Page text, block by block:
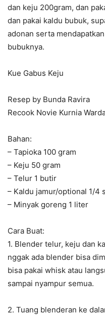
dan keju 200gram, dan
dan pakai kaldu bubuk,
adonan serta
bubuknya.
Kue Gabus Keju
Resep by Bunda Ravira
Recook Novie Kurnia
Bahan:
– Tapioka 100 gram
– Keju 50 gram
– Telur 1 butir
– Kaldu jamur/optional 1/4
– Minyak goreng 1 liter
Cara Buat:
1. Blender telur, keju dan
nggak ada blender bisa
bisa pakai whisk atau
sampai nyampur semua.
2. Tuang blenderan ke